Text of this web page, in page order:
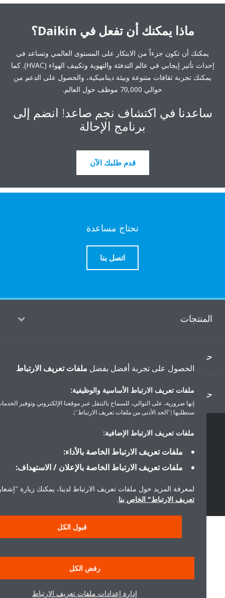
ماذا يمكنك أن تفعل في Daikin؟
أن تكون جزءاً من الابتكار على المستوى العالمي وتساعد في
إحداث تأثير إيجابي في عالم التدفئة والتهوية وتكييف الهواء (HVAC). كما
تجربة ثقافات متنوعة وبيئة ديناميكية، والحصول على الدعم من
حوالي 70,000 موظف حول العالم.
في اكتشاف نجم صاعد! انضم إلى
برنامج الإحالة
قدم طلبك الآن
تحتاج مساعدة
اتصل بنا
دايكن
حقوق النشر © دايكن
إشعار قانوني
إشعار ملفات تعريف الارتباط
سياسة حماية البيانات
أخلاقيات الشركة
الحصول على تجربة أفضل بفضلملفات تعريف الارتباط
ملفات تعريف الارتباط الأساسية والوظيفية:
إنها ضرورية، على التوالي، للسماح بالتنقل عبر موقعنا الإلكتروني وتوفير الخدمات التي
ستطلبها ("الحد الأدنى من ملفات تعريف الارتباط").
ملفات تعريف الارتباط الإضافية:
ملفات تعريف الارتباط الخاصة بالأداء:
ملفات تعريف الارتباط الخاصة بالإعلان / الاستهداف:
لمعرفة المزيد حول ملفات تعريف الارتباط لدينا، يمكنك زيارة "إشعار
تعريف الارتباط" الخاص بنا.
قبول الكل
رفض الكل
إدارة إعدادات ملفات تعريف الارتباط